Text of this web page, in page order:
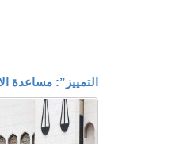
التمييز”: مساعدة